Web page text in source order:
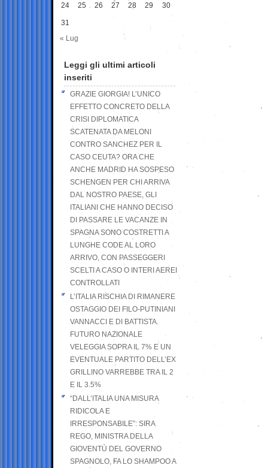
24 25 26 27 28 29 30
31
« Lug
Leggi gli ultimi articoli
inseriti
GRAZIE GIORGIA! L’UNICO
EFFETTO CONCRETO DELLA
CRISI DIPLOMATICA
SCATENATA DA MELONI
CONTRO SANCHEZ PER IL
CASO CEUTA? ORA CHE
ANCHE MADRID HA SOSPESO
SCHENGEN PER CHI ARRIVA
DAL NOSTRO PAESE, GLI
ITALIANI CHE HANNO DECISO
DI PASSARE LE VACANZE IN
SPAGNA SONO COSTRETTI A
LUNGHE CODE AL LORO
ARRIVO, CON PASSEGGERI
SCELTI A CASO O INTERI AEREI
CONTROLLATI
L’ITALIA RISCHIA DI RIMANERE
OSTAGGIO DEI FILO-PUTINIANI
VANNACCI E DI BATTISTA.
FUTURO NAZIONALE
VELEGGIA SOPRA IL 7% E UN
EVENTUALE PARTITO DELL’EX
GRILLINO VARREBBE TRA IL 2
E IL 3.5%
“DALL’ITALIA UNA MISURA
RIDICOLA E
IRRESPONSABILE”: SIRA
REGO, MINISTRA DELLA
GIOVENTÙ DEL GOVERNO
SPAGNOLO, FA LO SHAMPOO A